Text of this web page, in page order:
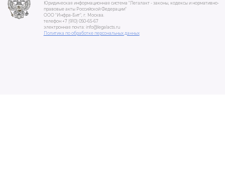
Юридическая информационная система "Легалакт - законы, кодексы и нормативно-
правовые акты Российской Федерации"
ООО "Инфра-Бит", г. Москва.
телефон +7 (910) 050-65-67
электронная почта: info@legalacts.ru
Политика по обработке персональных данных